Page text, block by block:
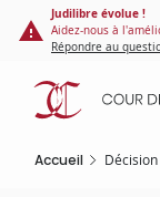
Panneau de gestion
contenu
principal
Judilibre évolue !
Aidez-nous à
Répondre au
Accueil Décision